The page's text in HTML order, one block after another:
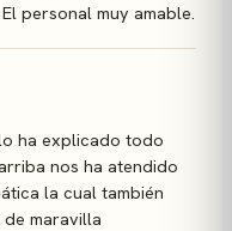
personal muy amable.
ha explicado todo
nos ha atendido
la cual también
maravilla